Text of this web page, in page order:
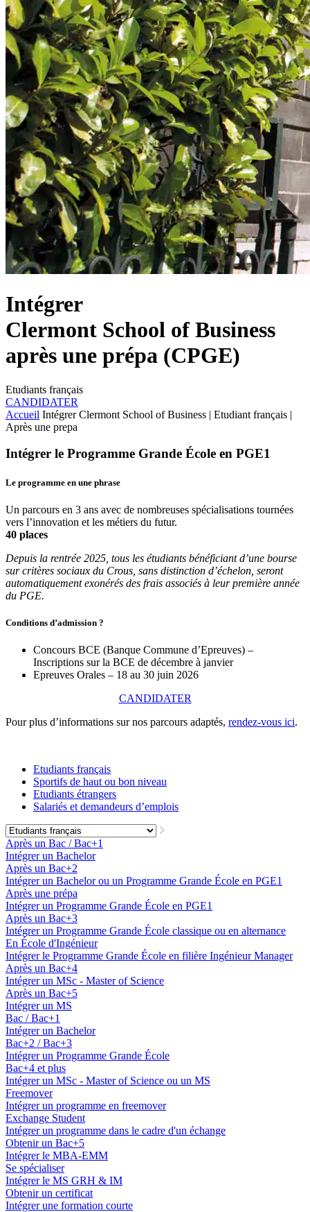
Intégrer
Clermont School of Business
après une prépa (CPGE)
Etudiants français
CANDIDATER
Accueil Intégrer Clermont School of Business | Etudiant français |
Après une prepa
Intégrer le Programme Grande École en PGE1
Le programme en une phrase
Un parcours en 3 ans avec de nombreuses spécialisations tournées
vers l’innovation et les métiers du futur.
40 places
Depuis la rentrée 2025, tous les étudiants bénéficiant d’une bourse
sur critères sociaux du Crous, sans distinction d’échelon, seront
automatiquement exonérés des frais associés à leur première année
du PGE.
Conditions d’admission ?
Concours BCE (Banque Commune d’Epreuves) –
Inscriptions sur la BCE de décembre à janvier
Epreuves Orales – 18 au 30 juin 2026
CANDIDATER
Pour plus d’informations sur nos parcours adaptés, rendez-vous ici.
Etudiants français
Sportifs de haut ou bon niveau
Etudiants étrangers
Salariés et demandeurs d’emplois
Après un Bac / Bac+1
Intégrer un Bachelor
Après un Bac+2
Intégrer un Bachelor ou un Programme Grande École en PGE1
Après une prépa
Intégrer un Programme Grande École en PGE1
Après un Bac+3
Intégrer un Programme Grande École classique ou en alternance
En École d'Ingénieur
Intégrer le Programme Grande École en filière Ingénieur Manager
Après un Bac+4
Intégrer un MSc - Master of Science
Après un Bac+5
Intégrer un MS
Bac / Bac+1
Intégrer un Bachelor
Bac+2 / Bac+3
Intégrer un Programme Grande École
Bac+4 et plus
Intégrer un MSc - Master of Science ou un MS
Freemover
Intégrer un programme en freemover
Exchange Student
Intégrer un programme dans le cadre d'un échange
Obtenir un Bac+5
Intégrer le MBA-EMM
Se spécialiser
Intégrer le MS GRH & IM
Obtenir un certificat
Intégrer une formation courte